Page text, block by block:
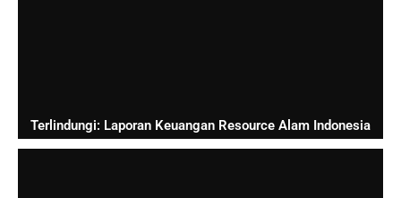
Terlindungi: Laporan Keuangan Resource Alam Indonesia